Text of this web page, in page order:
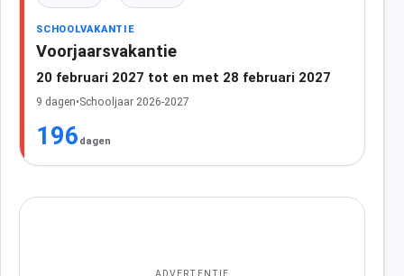
SCHOOLVAKANTIE
Voorjaarsvakantie
20 februari 2027 tot en met 28 februari 2027
9 dagen•Schooljaar 2026-2027
196 dagen